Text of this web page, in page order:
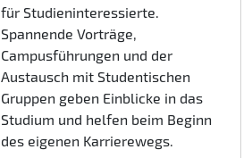
für Studieninteressierte.
Spannende Vorträge,
Campusführungen und der
Austausch mit Studentischen
Gruppen geben Einblicke in das
Studium und helfen beim Beginn
des eigenen Karrierewegs.